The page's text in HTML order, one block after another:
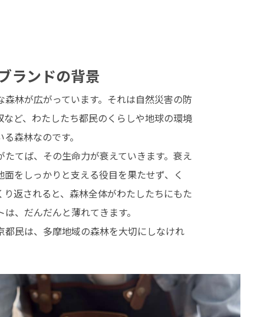
ランドの背景
林が広がっています。それは自然災害の防
ど、わたしたち都民のくらしや地球の環境
森林なのです。
てば、その生命力が衰えていきます。衰え
をしっかりと支える役目を果たせず、く
返されると、森林全体がわたしたちにもた
、だんだんと薄れてきます。
都民は、多摩地域の森林を大切にしなけれ